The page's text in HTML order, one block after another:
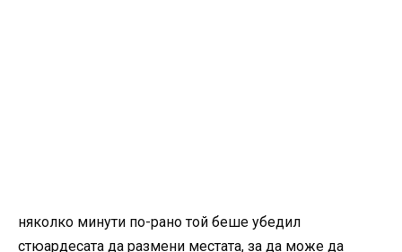
няколко минути по-рано той беше убедил
стюардесата да размени местата, за да може да